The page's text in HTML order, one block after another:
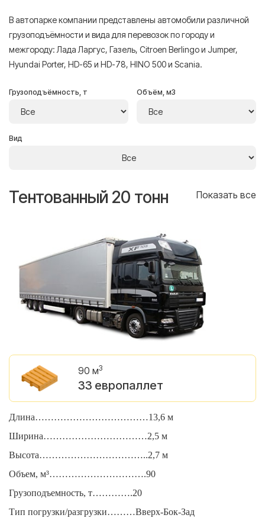
В автопарке компании представлены автомобили различной
грузоподъёмности и вида для перевозок по городу и
межгороду: Лада Ларгус, Газель, Citroen Berlingo и Jumper,
Hyundai Porter, HD-65 и HD-78, HINO 500 и Scania.
Грузоподъёмность, т Объём, м3
Вид
Тентованный 20 тонн Показать все
90 м3
33 европаллет
Длина………………………………13,6 м
Ширина……………………………2,5 м
Высота……………………………..2,7 м
Объем, м³………………………….90
Грузоподъемность, т………….20
Тип погрузки/разгрузки………Вверх-Бок-Зад